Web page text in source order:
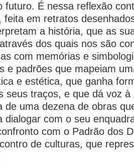
futuro. É nessa reflexão
feita em retratos
a história, que as
dos quais nos são
com memórias e
e padrões que mapeiam
e estética, que ganha
seus traços, e que dá voz à
de uma dezena de obras
dialogar com o seu
com o Padrão dos
de culturas, que